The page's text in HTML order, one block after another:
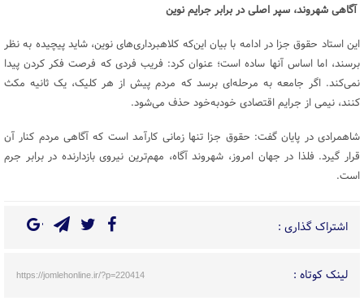
آگاهی شهروند، سپر اصلی در برابر جرایم نوین
این استاد حقوق جزا در ادامه با بیان این‌که کلاهبرداری‌های نوین، شاید پیچیده به نظر
برسند، اما اساس آنها ساده است؛ عنوان کرد: فریب فردی که فرصت فکر کردن پیدا
نمی‌کند. اگر جامعه به مرحله‌ای برسد که مردم پیش از هر کلیک، یک ثانیه مکث
کنند، نیمی از جرایم اقتصادی خودبه‌خود حذف می‌شود.
شاهمرادی در پایان گفت: حقوق جزا تنها زمانی کارآمد است که آگاهی مردم کنار آن
قرار گیرد. فلذا در جهان امروز، شهروند آگاه، مهم‌ترین نیروی بازدارنده در برابر جرم
است.
اشتراک گذاری :
لینک کوتاه : https://jomlehonline.ir/?p=220414